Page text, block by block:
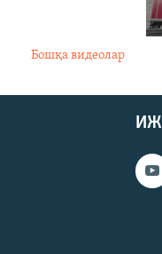
Бошқа видеолар